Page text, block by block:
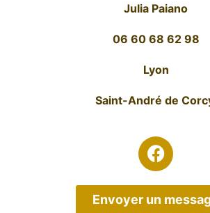
Julia Paiano
06 60 68 62 98
Lyon
Saint-André de
Envoyer un